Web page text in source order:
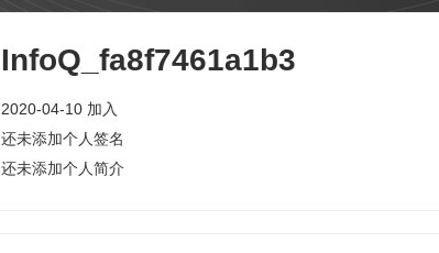
InfoQ_fa8f7461a1b3
2020-04-10 加入
还未添加个人签名
还未添加个人简介